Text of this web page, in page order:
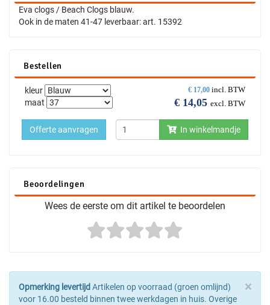
Eva clogs / Beach Clogs blauw.
Ook in de maten 41-47 leverbaar: art. 15392
Bestellen
€ 17,00 incl. BTW
€ 14,05 excl. BTW
kleur
maat
In winkelmandje
Offerte aanvragen
Beoordelingen
Wees de eerste om dit artikel te beoordelen
×
Opmerking levertijd Artikelen op voorraad (groen omlijnd)
voor 16.00 besteld binnen twee werkdagen in huis. Overige